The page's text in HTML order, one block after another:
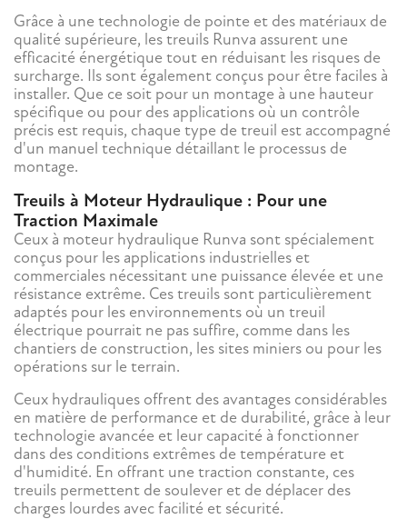
Grâce à une technologie de pointe et des matériaux de
qualité supérieure, les treuils Runva assurent une
efficacité énergétique tout en réduisant les risques de
surcharge. Ils sont également conçus pour être faciles à
installer. Que ce soit pour un montage à une hauteur
spécifique ou pour des applications où un contrôle
précis est requis, chaque type de treuil est accompagné
d'un manuel technique détaillant le processus de
montage.
Treuils à Moteur Hydraulique : Pour une
Traction Maximale
Ceux à moteur hydraulique Runva sont spécialement
conçus pour les applications industrielles et
commerciales nécessitant une puissance élevée et une
résistance extrême. Ces treuils sont particulièrement
adaptés pour les environnements où un treuil
électrique pourrait ne pas suffire, comme dans les
chantiers de construction, les sites miniers ou pour les
opérations sur le terrain.
Ceux hydrauliques offrent des avantages considérables
en matière de performance et de durabilité, grâce à leur
technologie avancée et leur capacité à fonctionner
dans des conditions extrêmes de température et
d'humidité. En offrant une traction constante, ces
treuils permettent de soulever et de déplacer des
charges lourdes avec facilité et sécurité.